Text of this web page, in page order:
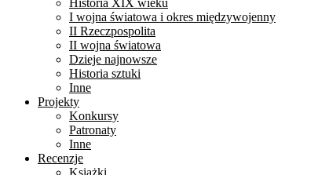
Historia XIX wieku
I wojna światowa i okres międzywojenny
II Rzeczpospolita
II wojna światowa
Dzieje najnowsze
Historia sztuki
Inne
Projekty
Konkursy
Patronaty
Inne
Recenzje